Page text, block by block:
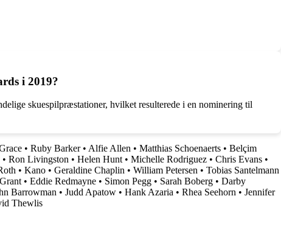
i 2019?
skuespilpræstationer, hvilket resulterede i en nominering til
• Ruby Barker• Alfie Allen • Matthias Schoenaerts • Belçim
• Ron Livingston • Helen Hunt • Michelle Rodriguez • Chris Evans •
• Kano • Geraldine Chaplin • William Petersen • Tobias Santelmann
• Eddie Redmayne • Simon Pegg • Sarah Boberg • Darby
Barrowman • Judd Apatow • Hank Azaria • Rhea Seehorn • Jennifer
Thewlis